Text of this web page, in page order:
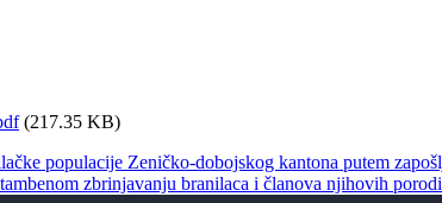
(217.35 KB)
populacije Zeničko-dobojskog kantona putem
zbrinjavanju branilaca i članova njihovih